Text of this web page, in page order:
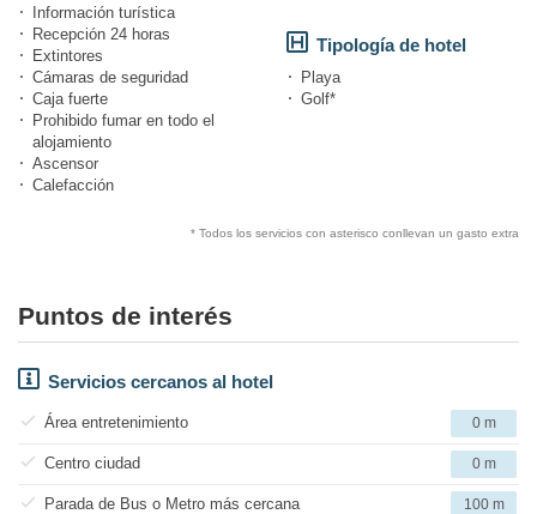
Información turística
Recepción 24 horas
Extintores
Cámaras de seguridad
Caja fuerte
Prohibido fumar en todo el
alojamiento
Ascensor
Calefacción
Tipología de hotel
Playa
Golf*
* Todos los servicios con asterisco conllevan un gasto extra
Puntos de interés
Servicios cercanos al hotel
Área entretenimiento 0 m
Centro ciudad 0 m
Parada de Bus o Metro más cercana 100 m